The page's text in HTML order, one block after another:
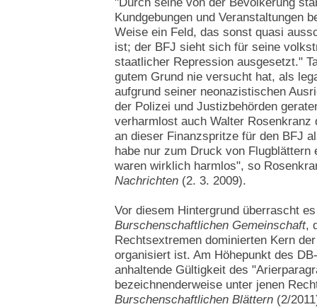
Kundgebungen und Veranstaltungen
Weise ein Feld, das sonst quasi
ist; der BFJ sieht sich für seine
staatlicher Repression ausgesetzt."
gutem Grund nie versucht hat, als
aufgrund seiner neonazistischen
der Polizei und Justizbehörden
verharmlost auch Walter
an dieser Finanzspritze für den BFJ
habe nur zum Druck von Flugblättern
waren wirklich harmlos", so
Nachrichten (2. 3. 2009).
Vor diesem Hintergrund überrascht
Burschenschaftlichen Gemeinschaft,
Rechtsextremen dominierten Kern
organisiert ist. Am Höhepunkt des
anhaltende Gültigkeit des
bezeichnenderweise unter jenen
Burschenschaftlichen Blättern (2/